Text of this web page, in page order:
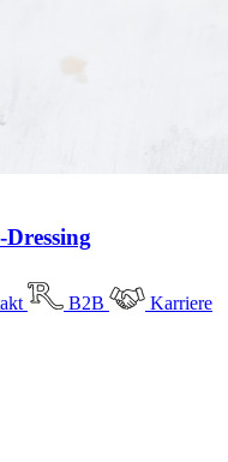
Dressing
B2B Karriere